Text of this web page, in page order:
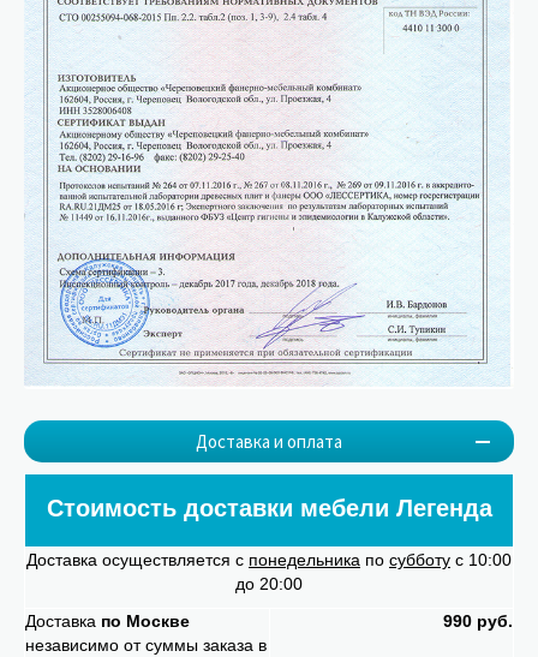
Доставка и оплата
Стоимость доставки мебели Легенда
Доставка осуществляется с понедельника по субботу с 10:00
до 20:00
Доставка по Москве
независимо от суммы заказа в
990 руб.